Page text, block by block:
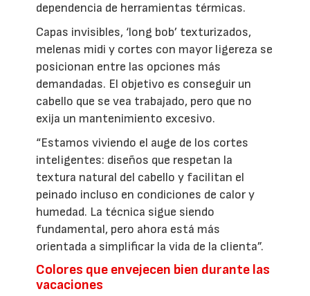
dependencia de herramientas térmicas.
Capas invisibles, ‘long bob’ texturizados,
melenas midi y cortes con mayor ligereza se
posicionan entre las opciones más
demandadas. El objetivo es conseguir un
cabello que se vea trabajado, pero que no
exija un mantenimiento excesivo.
“Estamos viviendo el auge de los cortes
inteligentes: diseños que respetan la
textura natural del cabello y facilitan el
peinado incluso en condiciones de calor y
humedad. La técnica sigue siendo
fundamental, pero ahora está más
orientada a simplificar la vida de la clienta”.
Colores que envejecen bien durante las
vacaciones